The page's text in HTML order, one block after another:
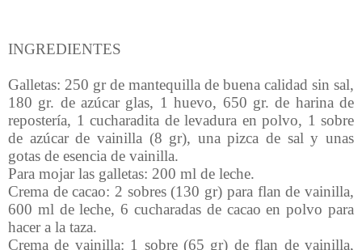
INGREDIENTES
Galletas: 250 gr de mantequilla de buena calidad sin sal,
180 gr. de azúcar glas, 1 huevo, 650 gr. de harina de
repostería, 1 cucharadita de levadura en polvo, 1 sobre
de azúcar de vainilla (8 gr), una pizca de sal y unas
gotas de esencia de vainilla.
Para mojar las galletas: 200 ml de leche.
Crema de cacao: 2 sobres (130 gr) para flan de vainilla,
600 ml de leche, 6 cucharadas de cacao en polvo para
hacer a la taza.
Crema de vainilla: 1 sobre (65 gr) de flan de vainilla,